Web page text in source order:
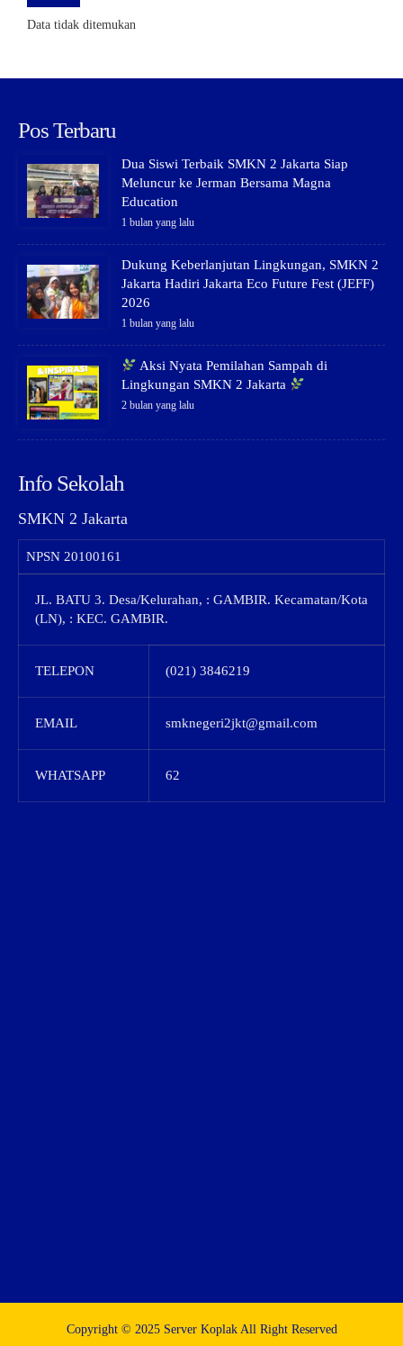
Data tidak ditemukan
Pos Terbaru
Dua Siswi Terbaik SMKN 2 Jakarta Siap
Meluncur ke Jerman Bersama Magna
Education
1 bulan yang lalu
Dukung Keberlanjutan Lingkungan, SMKN 2
Jakarta Hadiri Jakarta Eco Future Fest (JEFF)
2026
1 bulan yang lalu
Aksi Nyata Pemilahan Sampah di
Lingkungan SMKN 2 Jakarta
2 bulan yang lalu
Info Sekolah
SMKN 2 Jakarta
NPSN 20100161
JL. BATU 3. Desa/Kelurahan, : GAMBIR. Kecamatan/Kota
(LN), : KEC. GAMBIR.
TELEPON (021) 3846219
EMAIL smknegeri2jkt@gmail.com
WHATSAPP 62
Copyright © 2025 Server Koplak All Right Reserved